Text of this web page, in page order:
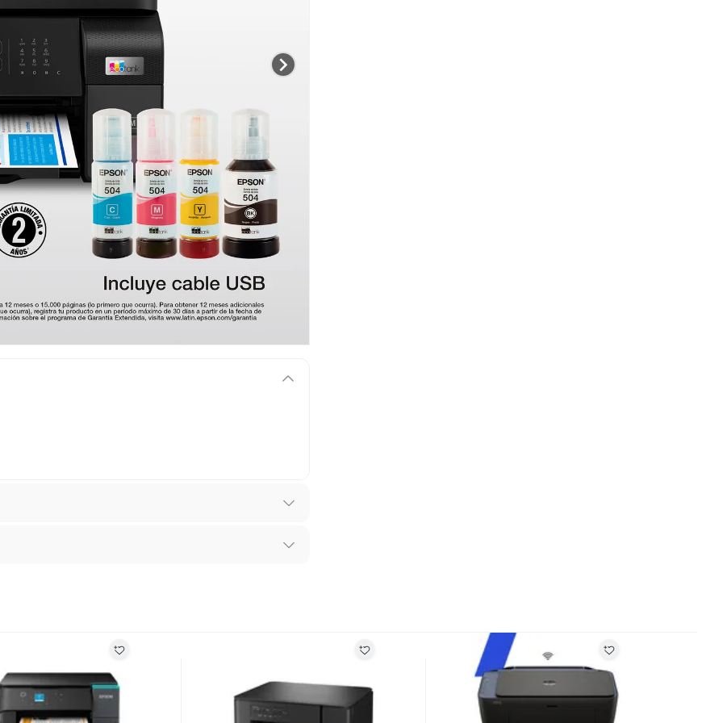
tienen:
productos para asfalto, hormigón, albañilería.